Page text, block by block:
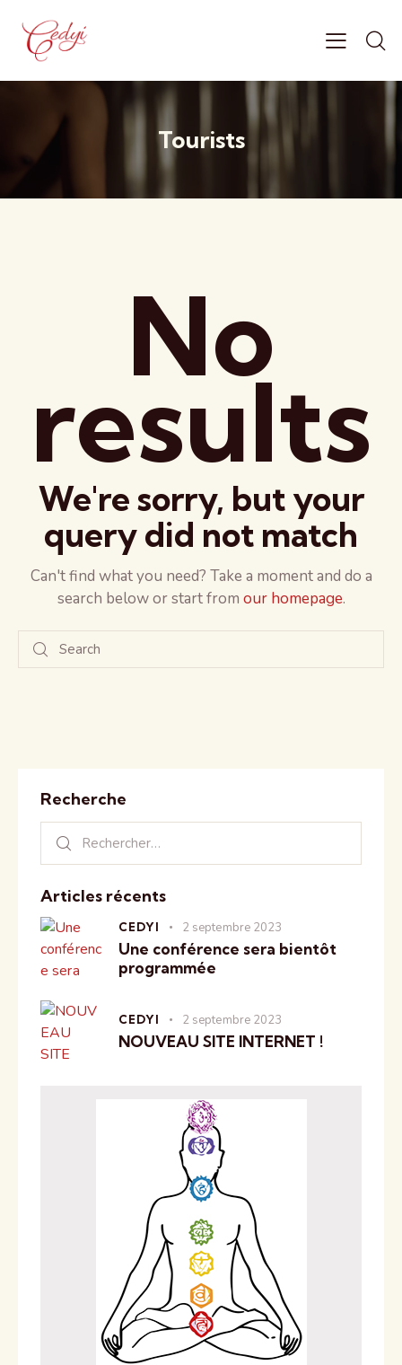
Tourists
No
results
We're sorry, but your
query did not match
Can't find what you need? Take a moment and do a
search below or start from our homepage.
Recherche
Articles récents
CEDYI 2 septembre 2023
Une conférence sera bientôt
programmée
CEDYI 2 septembre 2023
NOUVEAU SITE INTERNET !